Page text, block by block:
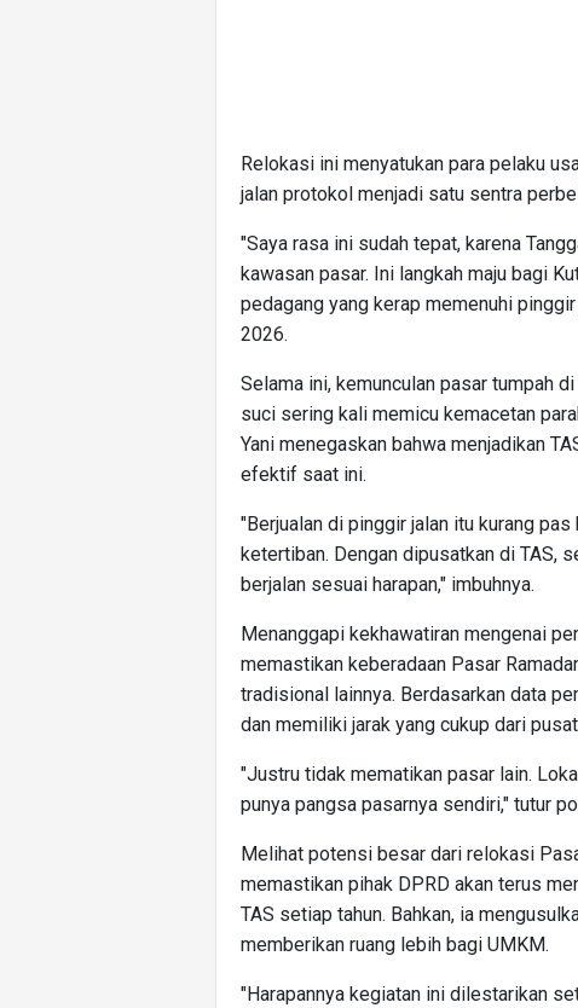
Relokasi ini menyatukan para pelaku
jalan protokol menjadi satu sentra
"Saya rasa ini sudah tepat, karena
kawasan pasar. Ini langkah maju bagi
pedagang yang kerap memenuhi
2026.
Selama ini, kemunculan pasar tumpah
suci sering kali memicu kemacetan
Yani menegaskan bahwa menjadikan
efektif saat ini.
"Berjualan di pinggir jalan itu kurang
ketertiban. Dengan dipusatkan di TAS,
berjalan sesuai harapan," imbuhnya.
Menanggapi kekhawatiran mengenai
memastikan keberadaan Pasar
tradisional lainnya. Berdasarkan data
dan memiliki jarak yang cukup dari
"Justru tidak mematikan pasar lain.
punya pangsa pasarnya sendiri," tutur
Melihat potensi besar dari relokasi
memastikan pihak DPRD akan terus
TAS setiap tahun. Bahkan, ia
memberikan ruang lebih bagi UMKM.
"Harapannya kegiatan ini dilestarikan